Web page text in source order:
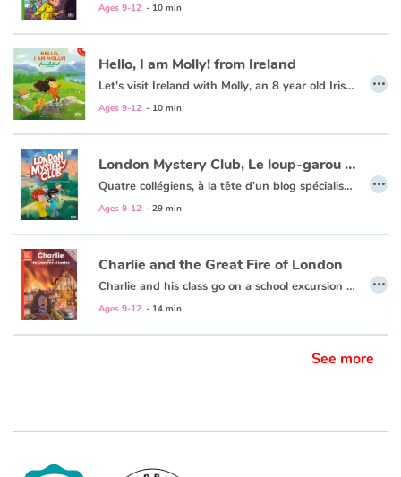
Blog
Learn french with Storyplay'r
French book lists for children
Reading for children
Activities and workshops
Dyslexia and reading disorders
Ages 9-12 - 10 min
Hello, I am Molly! from Ireland
Let's visit Ireland with Molly, an 8 year old Irish girl! Each double-page spread introduces us to her family, her school, her friends, her farm and her horses.
Ages 9-12 - 10 min
…
London Mystery Club, Le loup-garou de Hyde Park
Quatre collégiens, à la tête d’un blog spécialisé dans les phénomènes étranges et paranormaux, mènent l’enquête. Pour leur première affaire à résoudre, Kyle, Ashley, Zoey et Tyler vont devoir faire face à d’inquiétants loups-garous qui envahissent Hyde Park… Au fil des indices, cette aventure les mènera dans les endroits les plus mystérieux de Londres ! Une BD passionnante et pleine de suspense pour les apprentis-détectives.
Ages 9-12 - 29 min
…
Charlie and the Great Fire of London
Charlie and his class go on a school excursion to the Monument to learn about the Great Fire of London. Charlie and his friend Pierre open a door and travel back in time to 1666...
Ages 9-12 - 14 min
…
See more